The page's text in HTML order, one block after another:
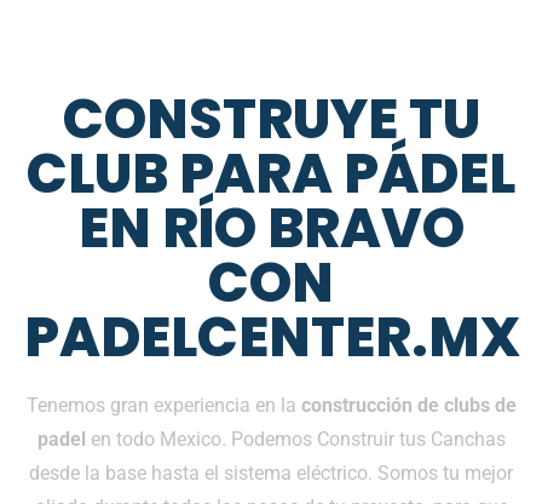
CONSTRUYE TU
CLUB PARA PÁDEL
EN RÍO BRAVO
CON
PADELCENTER.MX
Tenemos gran experiencia en la construcción de clubs de
padel en todo Mexico. Podemos Construir tus Canchas
desde la base hasta el sistema eléctrico. Somos tu mejor